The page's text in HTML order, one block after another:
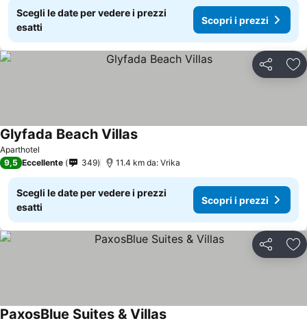
Scegli le date per vedere i prezzi
esatti
Scopri i prezzi
Condividi
Aparthotel
Glyfada Beach Villas
9,5 Eccellente 349 11.4 km da: Vrika
Scegli le date per vedere i prezzi
esatti
Scopri i prezzi
Condividi
PaxosBlue Suites & Villas